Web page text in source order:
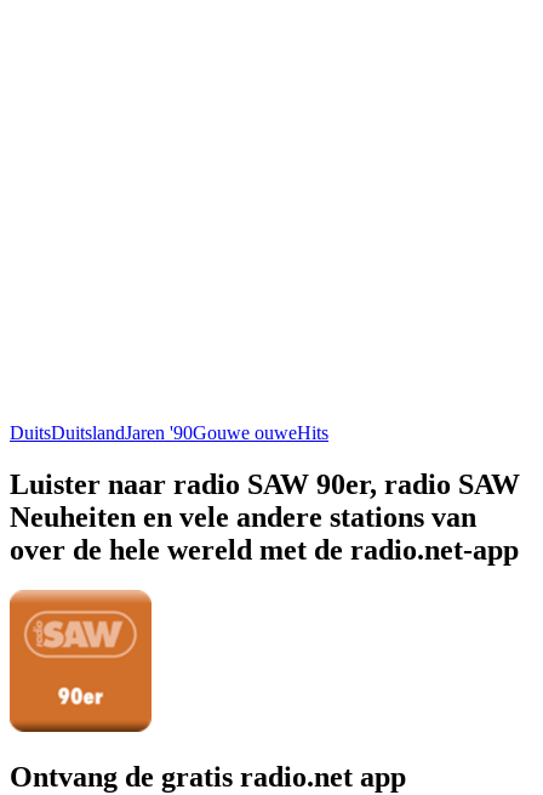
DuitsDuitslandJaren '90Gouwe ouweHits
Luister naar radio SAW 90er, radio SAW
Neuheiten en vele andere stations van
over de hele wereld met de radio.net-app
Ontvang de gratis radio.net app